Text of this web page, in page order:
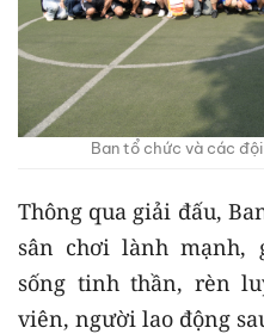
Ban tổ chức và các đội
Thông qua giải đấu,
sân chơi lành mạnh,
sống tinh thần, rèn
viên, người lao động